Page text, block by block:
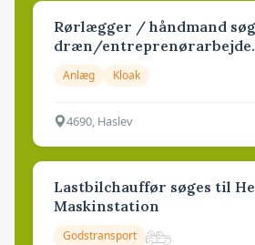
Rørlægger / håndmand
dræn/entreprenørarbejde.
Anlæg Kloak
4690, Haslev
Lastbilchauffør søges til
Maskinstation
Godstransport